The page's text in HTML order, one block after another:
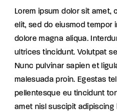
Lorem ipsum dolor sit amet,
elit, sed do eiusmod tempor
dolore magna aliqua.
ultrices tincidunt. Volutpat
Nunc pulvinar sapien et
malesuada proin. Egestas
pellentesque eu tincidunt
amet nisl suscipit